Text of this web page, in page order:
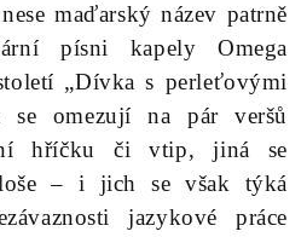
maďarský název patrně
písni kapely Omega
„Dívka s perleťovými
se omezují na pár veršů
hříčku či vtip, jiná se
– i jich se však týká
jazykové práce